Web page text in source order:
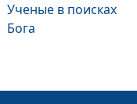
Ученые в поисках
Бога